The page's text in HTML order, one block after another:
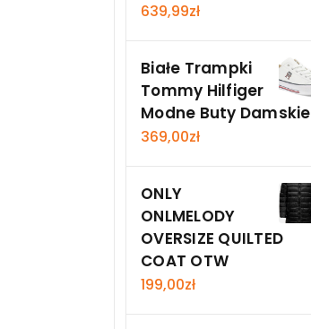
639,99zł
Białe Trampki
Tommy Hilfiger
Modne Buty Damskie
369,00zł
ONLY
ONLMELODY
OVERSIZE QUILTED
COAT OTW
199,00zł